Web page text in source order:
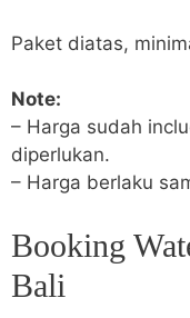
Paket diatas,
Note:
– Harga sudah
diperlukan.
– Harga berlaku
Booking
Bali